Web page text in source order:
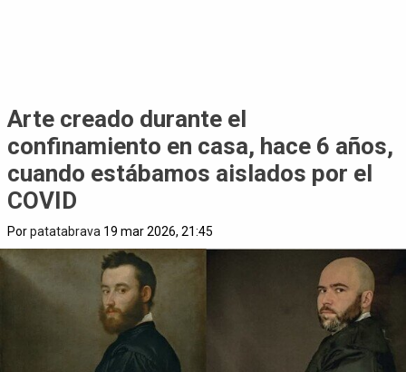
Arte creado durante el
confinamiento en casa, hace 6 años,
cuando estábamos aislados por el
COVID
Porpatatabrava 19 mar 2026, 21:45